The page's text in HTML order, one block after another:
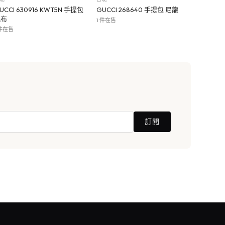
630916 KWT5N 手提包
在售
GUCCI 268640 手提包 尼龍
1 件在售
訂閱